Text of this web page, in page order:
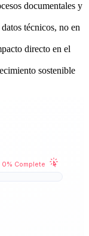
documentales y
técnicos, no en
directo en el
sostenible